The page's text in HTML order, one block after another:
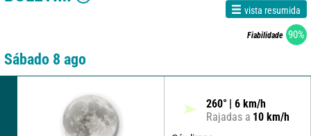
vista resumida
Fiabilidade 90%
Sábado 8 ago
260° 6 km/h
Rajadas a 10 km/h